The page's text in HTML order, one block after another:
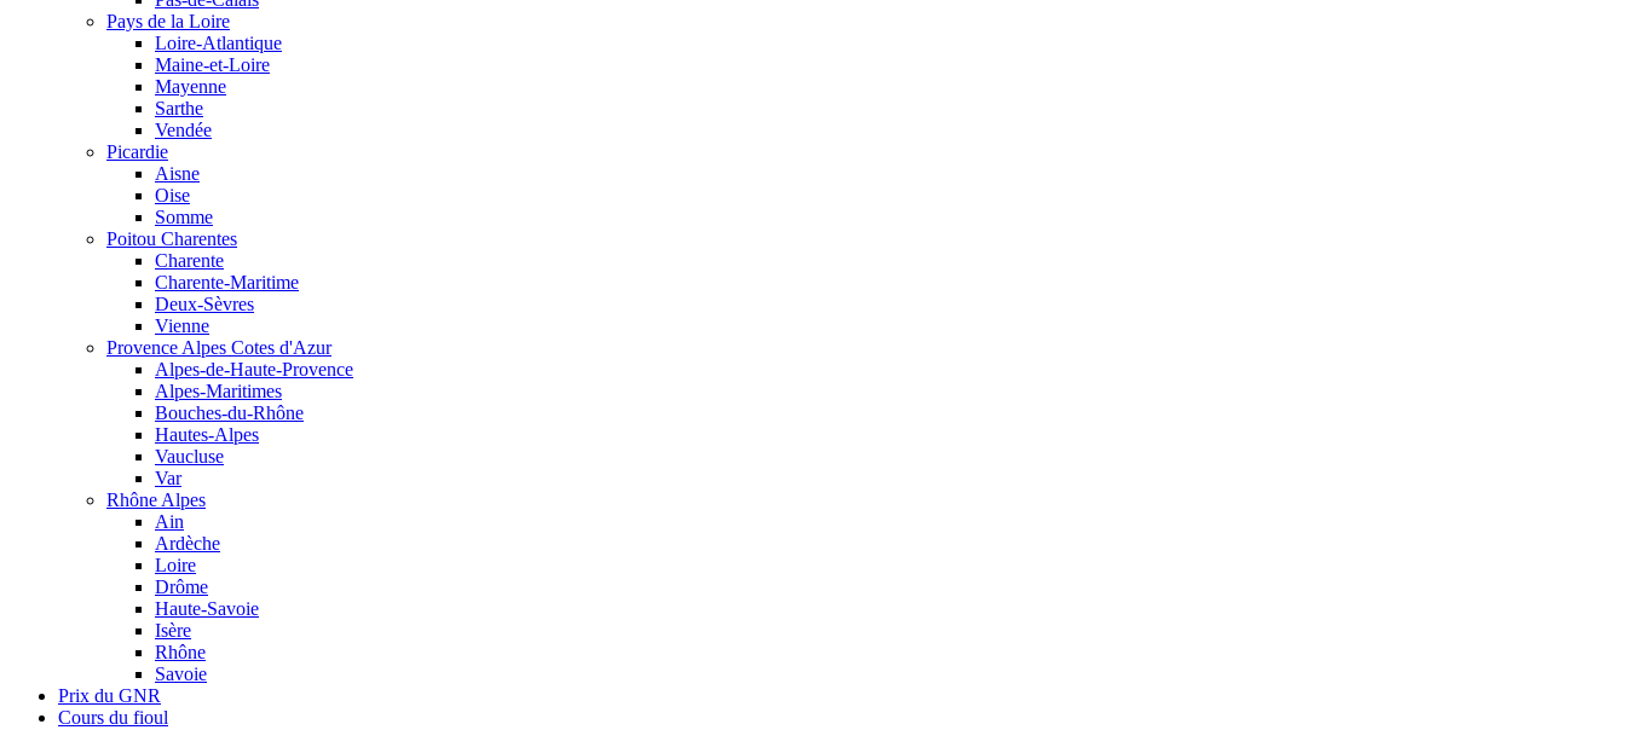
Pays de la Loire
Loire-Atlantique
Maine-et-Loire
Mayenne
Sarthe
Vendée
Picardie
Aisne
Oise
Somme
Poitou Charentes
Charente
Charente-Maritime
Deux-Sèvres
Vienne
Provence Alpes Cotes d'Azur
Alpes-de-Haute-Provence
Alpes-Maritimes
Bouches-du-Rhône
Hautes-Alpes
Vaucluse
Var
Rhône Alpes
Ain
Ardèche
Loire
Drôme
Haute-Savoie
Isère
Rhône
Savoie
Prix du GNR
Cours du fioul